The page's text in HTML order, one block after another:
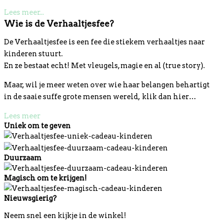
Lees meer...
Wie is de Verhaaltjesfee?
De Verhaaltjesfee is een fee die stiekem verhaaltjes naar
kinderen stuurt.
En ze bestaat echt! Met vleugels, magie en al (true story).
Maar, wil je meer weten over wie haar belangen behartigt
in de saaie suffe grote mensen wereld, klik dan hier…
Lees meer
Uniek om te geven
Duurzaam
Magisch om te krijgen!
Nieuwsgierig?
Neem snel een kijkje in de winkel!